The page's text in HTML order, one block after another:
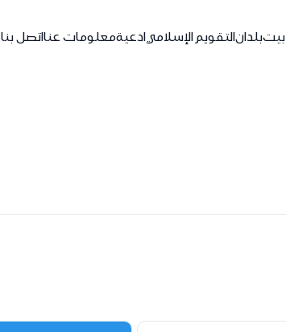
بيتبلدانالتقويم الإسلاميادعيةمعلومات عنااتصل بنا